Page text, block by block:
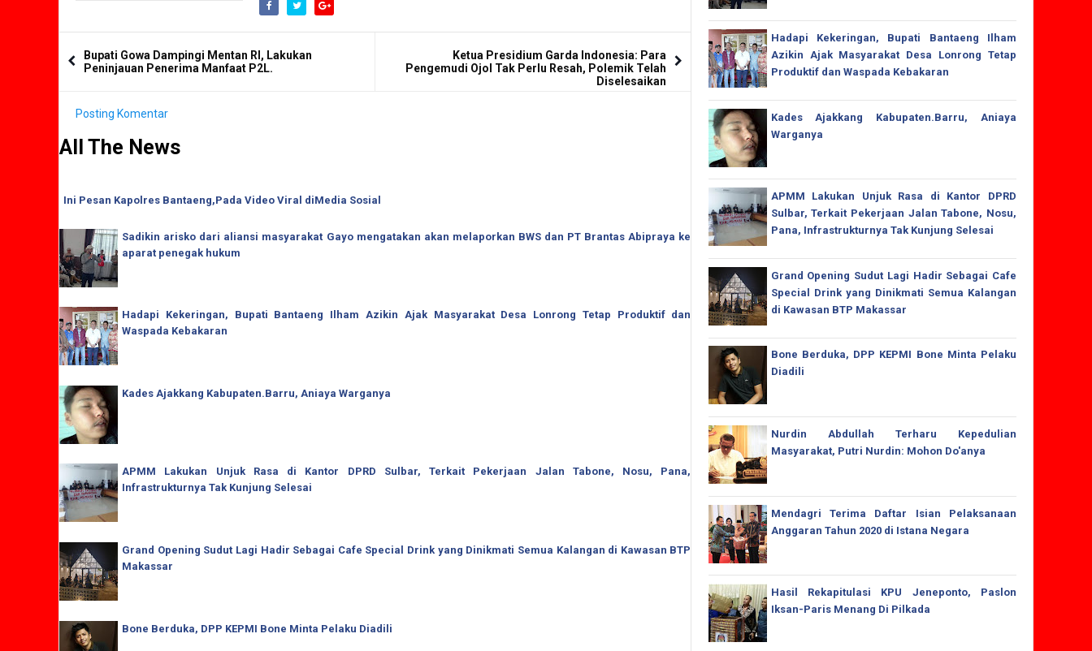
Bupati Gowa Dampingi Mentan RI, Lakukan
Peninjauan Penerima Manfaat P2L.
Ketua Presidium Garda Indonesia: Para
Pengemudi Ojol Tak Perlu Resah, Polemik Telah
Diselesaikan
Posting Komentar
All The News
Ini Pesan Kapolres Bantaeng,Pada Video Viral diMedia Sosial
Sadikin arisko dari aliansi masyarakat Gayo mengatakan akan melaporkan BWS dan PT Brantas Abipraya ke
aparat penegak hukum
Hadapi Kekeringan, Bupati Bantaeng Ilham Azikin Ajak Masyarakat Desa Lonrong Tetap Produktif dan
Waspada Kebakaran
Kades Ajakkang Kabupaten.Barru, Aniaya Warganya
APMM Lakukan Unjuk Rasa di Kantor DPRD Sulbar, Terkait Pekerjaan Jalan Tabone, Nosu, Pana,
Infrastrukturnya Tak Kunjung Selesai
Grand Opening Sudut Lagi Hadir Sebagai Cafe Special Drink yang Dinikmati Semua Kalangan di Kawasan BTP
Makassar
Bone Berduka, DPP KEPMI Bone Minta Pelaku Diadili
Hadapi Kekeringan, Bupati Bantaeng Ilham
Azikin Ajak Masyarakat Desa Lonrong Tetap
Produktif dan Waspada Kebakaran
Kades Ajakkang Kabupaten.Barru, Aniaya
Warganya
APMM Lakukan Unjuk Rasa di Kantor DPRD
Sulbar, Terkait Pekerjaan Jalan Tabone, Nosu,
Pana, Infrastrukturnya Tak Kunjung Selesai
Grand Opening Sudut Lagi Hadir Sebagai Cafe
Special Drink yang Dinikmati Semua Kalangan
di Kawasan BTP Makassar
Bone Berduka, DPP KEPMI Bone Minta Pelaku
Diadili
Nurdin Abdullah Terharu Kepedulian
Masyarakat, Putri Nurdin: Mohon Do'anya
Mendagri Terima Daftar Isian Pelaksanaan
Anggaran Tahun 2020 di Istana Negara
Hasil Rekapitulasi KPU Jeneponto, Paslon
Iksan-Paris Menang Di Pilkada